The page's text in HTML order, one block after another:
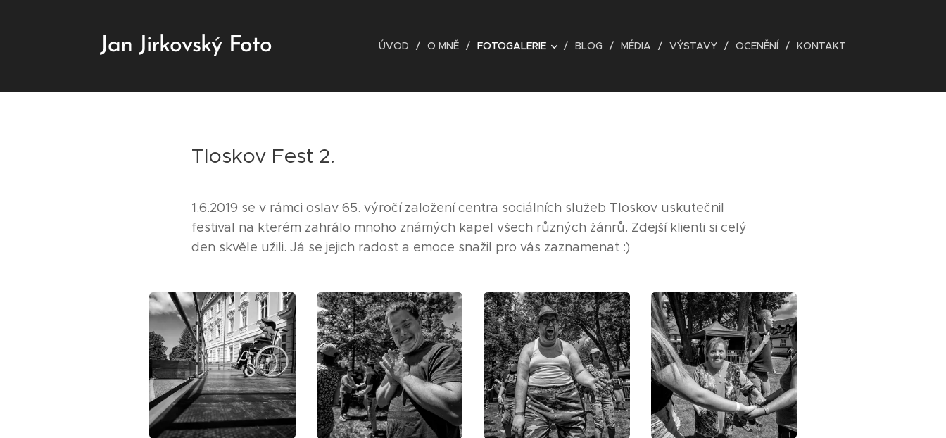
Jan Jirkovský Foto ÚVOD O MNĚ FOTOGALERIE BLOG MÉDIA VÝSTAVY OCENĚNÍ KONTAKT
Tloskov Fest 2.
1.6.2019 se v rámci oslav 65. výročí založení centra sociálních služeb Tloskov uskutečnil
festival na kterém zahrálo mnoho známých kapel všech různých žánrů. Zdejší klienti si celý
den skvěle užili. Já se jejich radost a emoce snažil pro vás zaznamenat :)